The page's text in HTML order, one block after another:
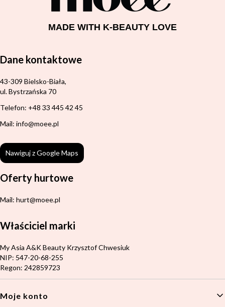
MADE WITH K-BEAUTY LOVE
Dane kontaktowe
Adres:
43-309 Bielsko-Biała,
ul. Bystrzańska 70
Telefon: +48 33 445 42 45
Mail: info@moee.pl
Nawiguj z Google Maps
Oferty hurtowe
Mail: hurt@moee.pl
Właściciel marki
Adres:
My Asia A&K Beauty Krzysztof Chwesiuk
NIP: 547-20-68-255
Regon: 242859723
Moje konto